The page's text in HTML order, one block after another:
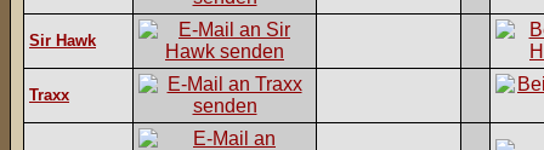
Sir Hawk
Traxx